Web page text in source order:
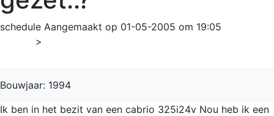
schedule Aangemaakt op 01-05-2005 om 19:05
>
Bouwjaar: 1994
Ik ben in het bezit van een cabrio 325i24v Nou heb ik een